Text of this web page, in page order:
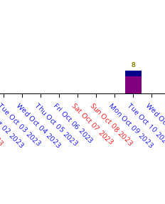
202303 2023
Wed Oct 04 2023
Thu Oct 05 2023
Fri Oct 06 2023
Sat Oct 07 2023
Sun Oct 08 2023
Mon Oct 09 2023
Tue Oct
8